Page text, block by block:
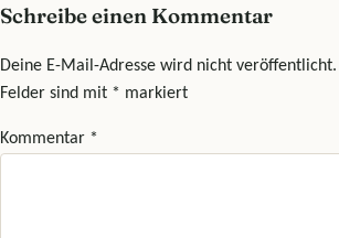
Schreibe einen Kommentar
Deine E-Mail-Adresse wird nicht veröffentlicht.
Felder sind mit * markiert
Kommentar *